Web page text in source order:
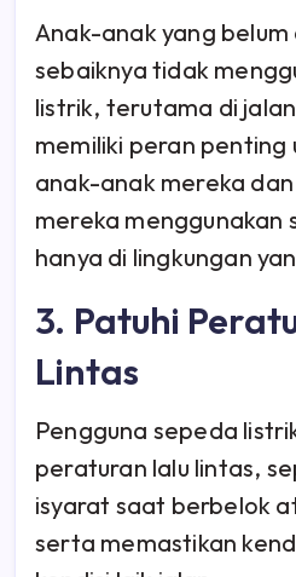
Anak-anak yang belum
sebaiknya tidak
listrik, terutama di
memiliki peran penting
anak-anak mereka
mereka menggunakan
hanya di lingkungan
3. Patuhi
Lintas
Pengguna sepeda
peraturan lalu lintas,
isyarat saat berbelok
serta memastikan